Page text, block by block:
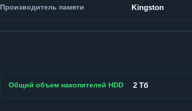
Производитель памяти Kingston
Общий объем накопителей HDD 2 Тб